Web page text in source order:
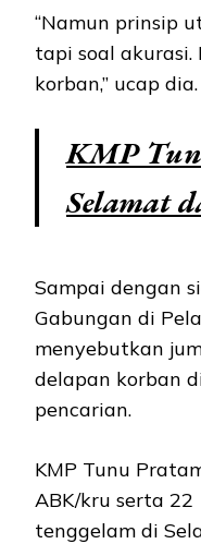
“Namun prinsip
tapi soal
korban,” ucap dia.
KMP
Selamat
Sampai dengan
Gabungan di
menyebutkan
delapan korban
pencarian.
KMP Tunu
ABK/kru serta
tenggelam di